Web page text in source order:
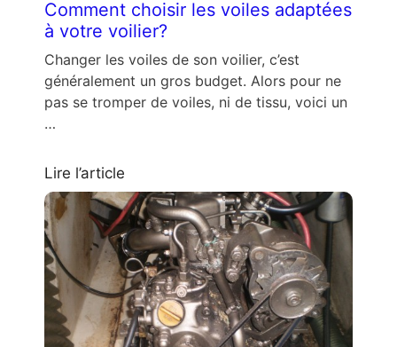
Comment choisir les voiles adaptées
à votre voilier?
Changer les voiles de son voilier, c’est
généralement un gros budget. Alors pour ne
pas se tromper de voiles, ni de tissu, voici un
…
Lire l’article